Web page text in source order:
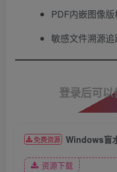
PDF内嵌图像版
敏感文件溯源追
登录后可
免费资源 Windows盲
资源下载